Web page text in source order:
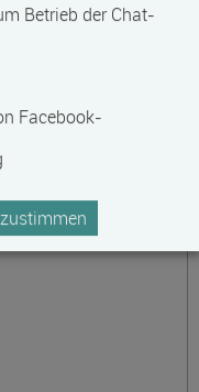
Betrieb der Chat-
Facebook-